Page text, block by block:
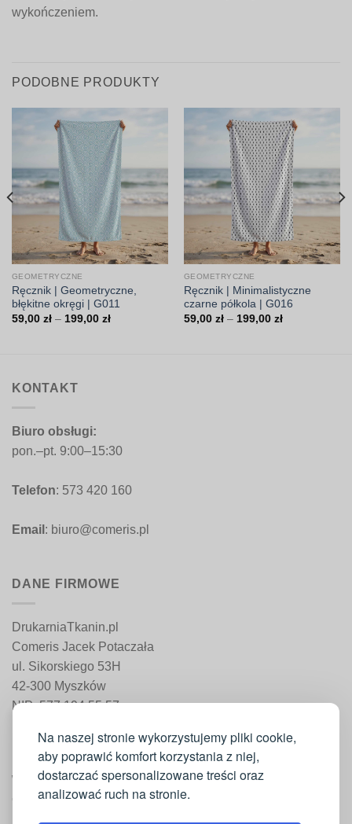
Na naszej stronie wykorzystujemy pliki cookie,
aby poprawić komfort korzystania z niej,
dostarczać spersonalizowane treści oraz
analizować ruch na stronie.
wykończeniem.
PODOBNE PRODUKTY
GEOMETRYCZNE
Ręcznik | Geometryczne,
błękitne okręgi | G011
59,00 zł – 199,00 złZakres
GEOMETRYCZNE
Ręcznik | Minimalistyczne
czarne półkola | G016
59,00 zł – 199,00 złZakres
KONTAKT
Biuro obsługi:
pon.–pt. 9:00–15:30
Telefon: 573 420 160
Email : biuro@comeris.pl
DANE FIRMOWE
DrukarniaTkanin.pl
Comeris Jacek Potaczała
ul. Sikorskiego 53H
42-300 Myszków
NIP: 577 194 55 57
WAŻNE INFORMACJE